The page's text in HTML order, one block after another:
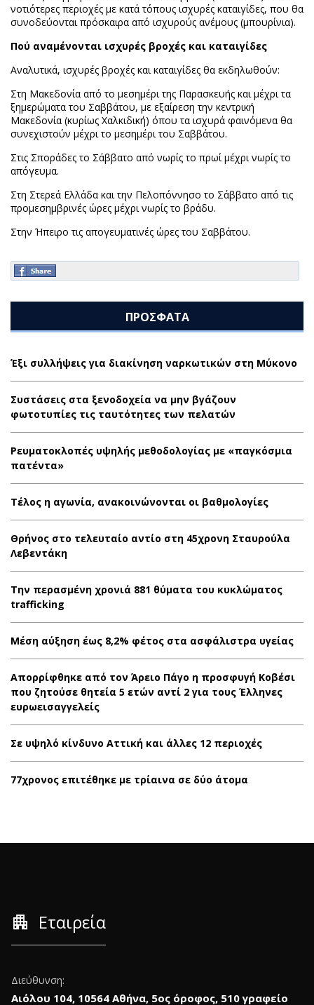
νοτιότερες περιοχές με κατά τόπους ισχυρές καταιγίδες, που θα
συνοδεύονται πρόσκαιρα από ισχυρούς ανέμους (μπουρίνια).
Πού αναμένονται ισχυρές βροχές και καταιγίδες
Αναλυτικά, ισχυρές βροχές και καταιγίδες θα εκδηλωθούν:
Στη Μακεδονία από το μεσημέρι της Παρασκευής και μέχρι τα
ξημερώματα του Σαββάτου, με εξαίρεση την κεντρική
Μακεδονία (κυρίως Χαλκιδική) όπου τα ισχυρά φαινόμενα θα
συνεχιστούν μέχρι το μεσημέρι του Σαββάτου.
Στις Σποράδες το Σάββατο από νωρίς το πρωί μέχρι νωρίς το
απόγευμα.
Στη Στερεά Ελλάδα και την Πελοπόννησο το Σάββατο από τις
προμεσημβρινές ώρες μέχρι νωρίς το βράδυ.
Στην Ήπειρο τις απογευματινές ώρες του Σαββάτου.
ΠΡΟΣΦΑΤΑ
Έξι συλλήψεις για διακίνηση ναρκωτικών στη Μύκονο
Συστάσεις στα ξενοδοχεία να μην βγάζουν
φωτοτυπίες τις ταυτότητες των πελατών
Ρευματοκλοπές υψηλής μεθοδολογίας με «παγκόσμια
πατέντα»
Τέλος η αγωνία, ανακοινώνονται οι βαθμολογίες
Θρήνος στο τελευταίο αντίο στη 45χρονη Σταυρούλα
Λεβεντάκη
Την περασμένη χρονιά 881 θύματα του κυκλώματος
trafficking
Μέση αύξηση έως 8,2% φέτος στα ασφάλιστρα υγείας
Απορρίφθηκε από τον Άρειο Πάγο η προσφυγή Κοβέσι
που ζητούσε θητεία 5 ετών αντί 2 για τους Έλληνες
ευρωεισαγγελείς
Σε υψηλό κίνδυνο Αττική και άλλες 12 περιοχές
77χρονος επιτέθηκε με τρίαινα σε δύο άτομα
apartment Εταιρεία
Διεύθυνση:
Αιόλου 104, 10564 Αθήνα, 5ος όροφος, 510 γραφείο